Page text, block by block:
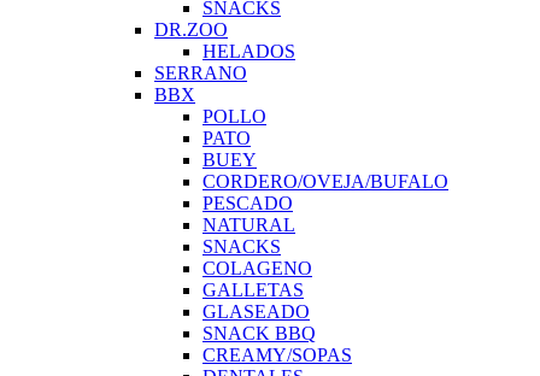
SNACKS
DR.ZOO
HELADOS
SERRANO
BBX
POLLO
PATO
BUEY
CORDERO/OVEJA/BUFALO
PESCADO
NATURAL
SNACKS
COLAGENO
GALLETAS
GLASEADO
SNACK BBQ
CREAMY/SOPAS